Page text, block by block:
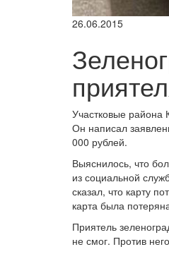
26.06.2015
Участковые района
Он написал
000 рублей.
Выяснилось, что
из социальной
сказал, что карту
карта была
Приятель
не смог. Против